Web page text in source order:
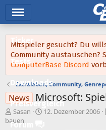
Ticker
Tests
Downloads
Preisvergleich
Forum
Mitspieler gesucht? Du
Community austauschen?
ComputerBase Discord
Extraleben, Community,
News Microsoft:
E
r
Sasan
E12. Dezember 2006
bauen